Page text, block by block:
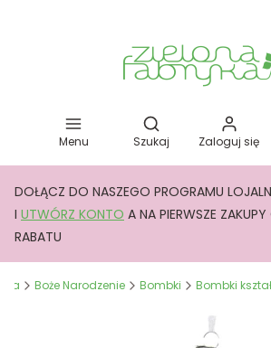
Menu
Otwórz
Szukaj Zaloguj się
DOŁĄCZ DO NASZEGO PROGRAMU
I UTWÓRZ KONTO A NA PIERWSZE
RABATU
Boże Narodzenie Bombki Bombki